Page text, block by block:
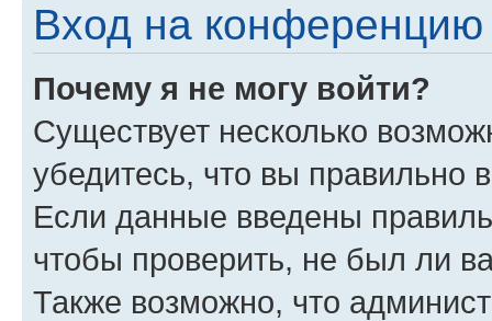
Вход на конференцию
Почему я не могу войти?
Существует несколько
убедитесь, что вы правильно
Если данные введены
чтобы проверить, не был ли
Также возможно, что